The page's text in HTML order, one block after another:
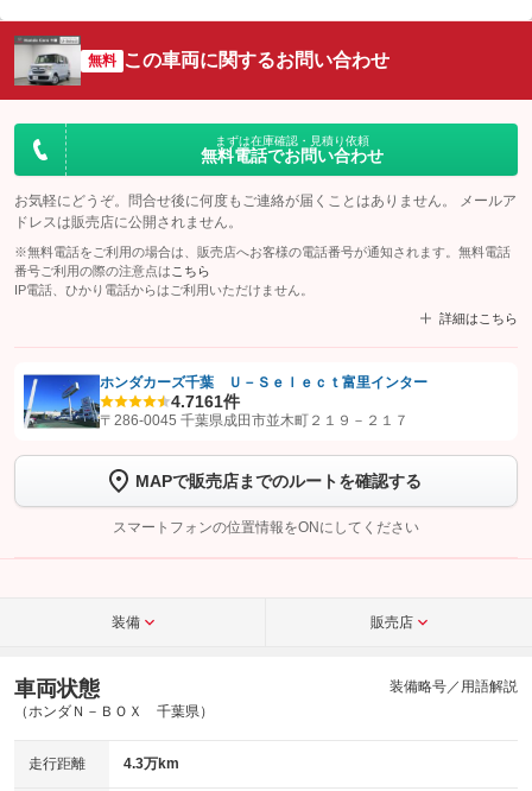
無料 この車両に関するお問い合わせ
まずは在庫確認・見積り依頼
無料電話でお問い合わせ
お気軽にどうぞ。問合せ後に何度もご連絡が届くことはありません。 メールア
ドレスは販売店に公開されません。
※無料電話をご利用の場合は、販売店へお客様の電話番号が通知されます。無料電話
番号ご利用の際の注意点は こちら
IP電話、ひかり電話からはご利用いただけません。
詳細はこちら
【STEP1】認証画面でグーネットを友だち追加してから「許可する」ボタンを押
トーク画面で
ボタンをタップして問い合わせを
完了してください。
こちら
ホンダカーズ千葉 Ｕ－Ｓｅｌｅｃｔ富里インター
4.7161件
〒286-0045 千葉県成田市並木町２１９－２１７
MAPで販売店までのルートを確認する
スマートフォンの位置情報をONにしてください
装備 販売店
車両状態
（ホンダＮ－ＢＯＸ 千葉県）
装備略号／用語解説
走行距離 4.3万km